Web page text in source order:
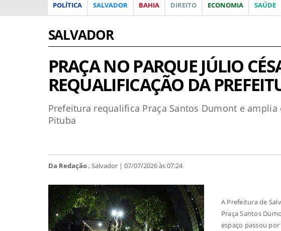
POLÍTICA SALVADOR BAHIA DIREITO ECONOMIA SAÚDE
SALVADOR
PRAÇA NO PARQUE JÚLIO
REQUALIFICAÇÃO DA
Prefeitura requalifica Praça Santos Dumont e
Pituba
Da Redação, Salvador | 07/07/2026 às 07:24
A Prefeitura de
Praça Santos
espaço passou